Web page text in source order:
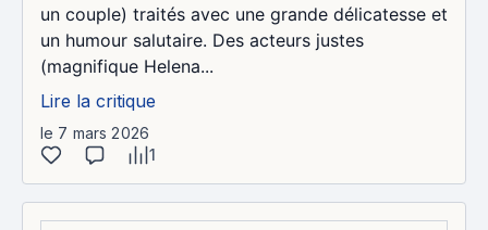
un couple) traités avec une grande délicatesse et
un humour salutaire. Des acteurs justes
(magnifique Helena...
Lire la critique
le 7 mars 2026
1